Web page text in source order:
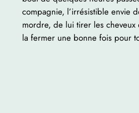
compagnie, l’irrésistible envie
mordre, de lui tirer les
la fermer une bonne fois pour